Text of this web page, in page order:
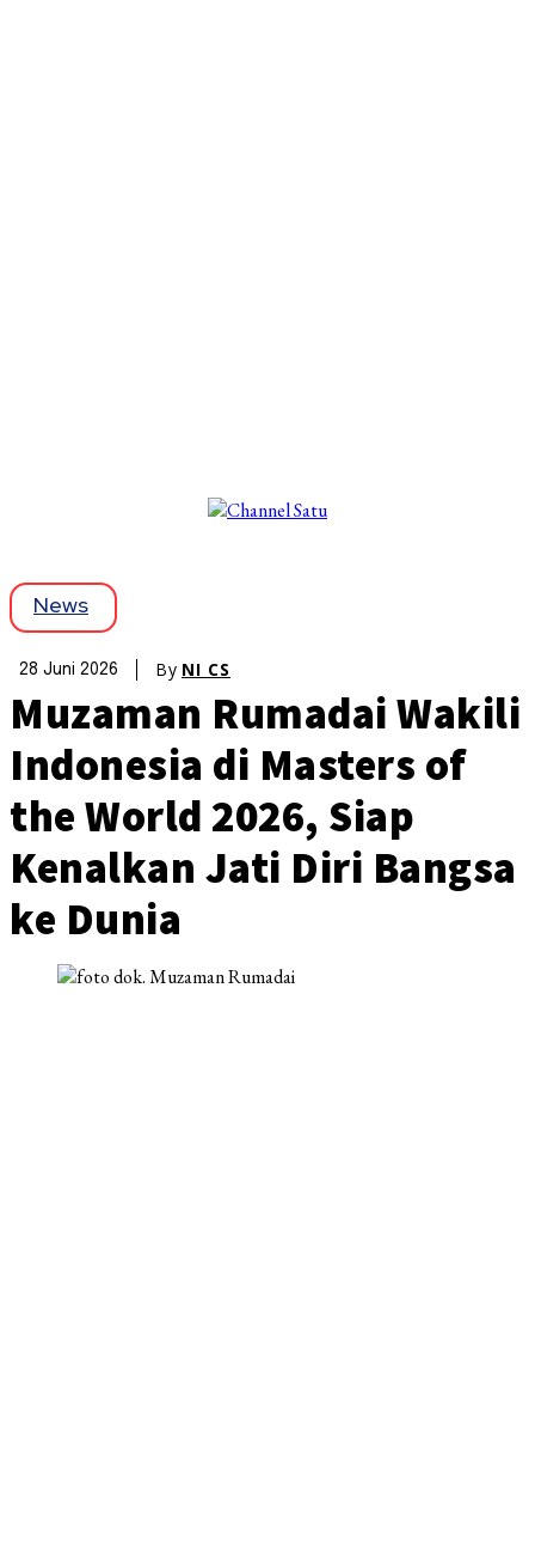
News
28 Juni 2026 By NI CS
Muzaman Rumadai Wakili
Indonesia di Masters of
the World 2026, Siap
Kenalkan Jati Diri Bangsa
ke Dunia